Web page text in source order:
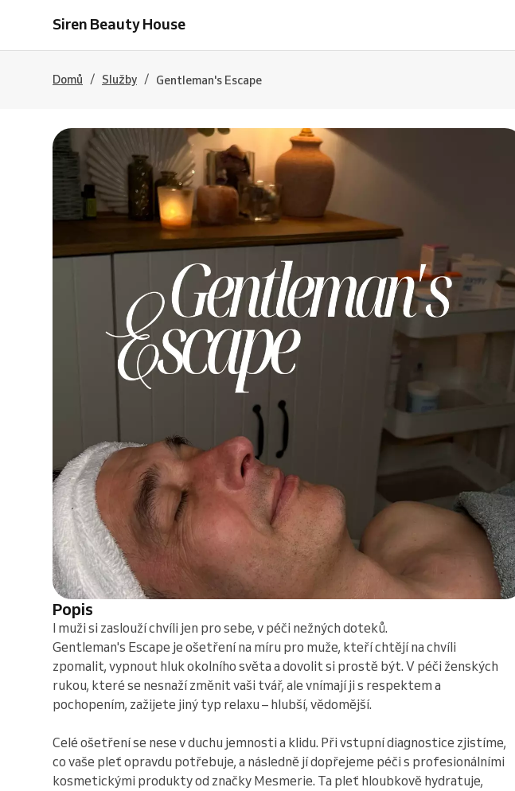
Siren Beauty House
Domů / Služby / Gentleman's Escape
Popis
I muži si zaslouží chvíli jen pro sebe, v péči nežných doteků.
Gentleman's Escape je ošetření na míru pro muže, kteří chtějí na chvíli
zpomalit, vypnout hluk okolního světa a dovolit si prostě být. V péči ženských
rukou, které se nesnaží změnit vaši tvář, ale vnímají ji s respektem a
pochopením, zažijete jiný typ relaxu – hlubší, vědomější.
Celé ošetření se nese v duchu jemnosti a klidu. Při vstupní diagnostice zjistíme,
co vaše pleť opravdu potřebuje, a následně jí dopřejeme péči s profesionálními
kosmetickými produkty od značky Mesmerie. Ta pleť hloubkově hydratuje,